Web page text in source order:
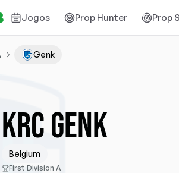
Jogos Prop Hunter Prop
Genk
KRC GENK
Belgium
First Division A